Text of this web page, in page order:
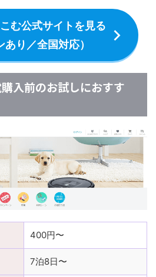
む公式サイトを見る
あり／全国対応）
入前のお試しにおすす
400円〜
7泊8日〜